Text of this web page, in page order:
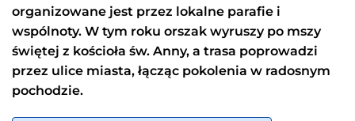
organizowane jest przez lokalne parafie i
wspólnoty. W tym roku orszak wyruszy po mszy
świętej z kościoła św. Anny, a trasa poprowadzi
przez ulice miasta, łącząc pokolenia w radosnym
pochodzie.